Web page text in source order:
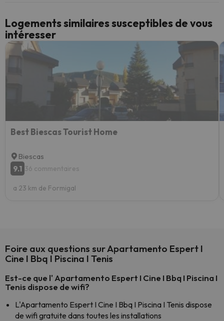
Logements similaires susceptibles de vous
intéresser
Best Biescas Tourist Home
Biescas
9.1 36 commentaires
a 23 km de Formigal
Foire aux questions sur Apartamento Espert I
Cine I Bbq I Piscina I Tenis
Est-ce que l' Apartamento Espert I Cine I Bbq I Piscina I
Tenis dispose de wifi?
L'Apartamento Espert I Cine I Bbq I Piscina I Tenis dispose
de wifi gratuite dans toutes les installations